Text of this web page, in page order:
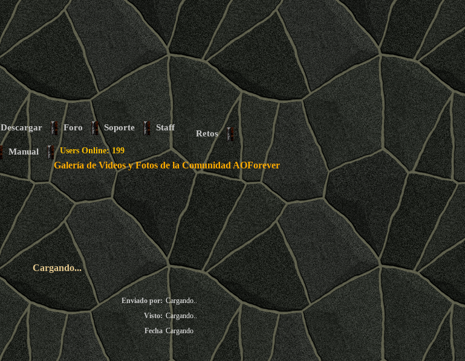
Descargar Foro Soporte Staff
Retos
Manual Users Online: 199
Galería de Videos y Fotos de la Comunidad AOForever
Cargando...
Enviado por: Cargando..
Visto: Cargando..
Fecha Cargando